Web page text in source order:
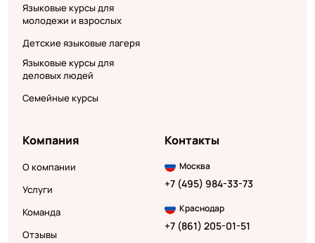
Языковые курсы для
молодежи и взрослых
Детские языковые лагеря
Языковые курсы для
деловых людей
Семейные курсы
Компания
О компании
Услуги
Команда
Отзывы
Контакты
Москва
+7 (495) 984-33-73
Краснодар
+7 (861) 205-01-51